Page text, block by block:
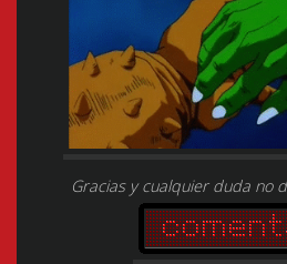
Gracias y cualquier duda no